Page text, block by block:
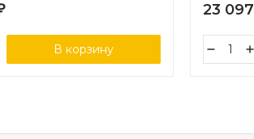
В корзину
23 097